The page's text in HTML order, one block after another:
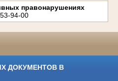
правонарушениях
94-00
ДОКУМЕНТОВ В